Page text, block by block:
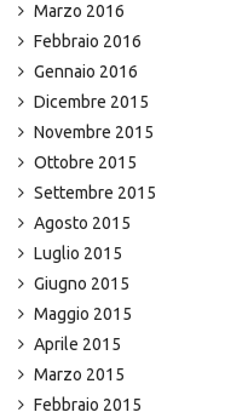
Marzo 2016
Febbraio 2016
Gennaio 2016
Dicembre 2015
Novembre 2015
Ottobre 2015
Settembre 2015
Agosto 2015
Luglio 2015
Giugno 2015
Maggio 2015
Aprile 2015
Marzo 2015
Febbraio 2015